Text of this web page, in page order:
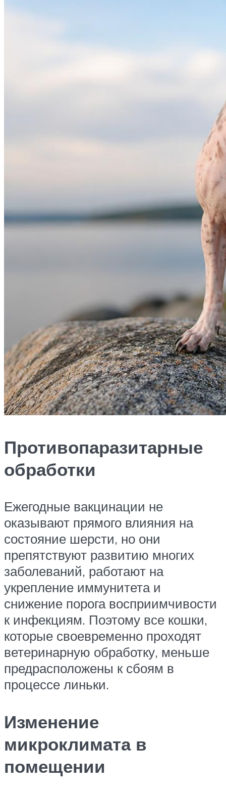
Противопаразитарные
обработки
Ежегодные вакцинации не
оказывают прямого влияния на
состояние шерсти, но они
препятствуют развитию многих
заболеваний, работают на
укрепление иммунитета и
снижение порога восприимчивости
к инфекциям. Поэтому все кошки,
которые своевременно проходят
ветеринарную обработку, меньше
предрасположены к сбоям в
процессе линьки.
Изменение
микроклимата в
помещении